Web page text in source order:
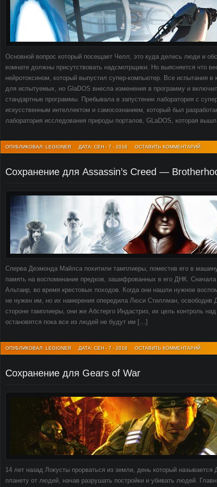
Основной вопрос который посещает Челл, это куда делись люди и
комнате должны присутствовать надсмотрщики. Но выясняется что
нейротоксином, который выпустил супер-компьютер. Все испытания
для испытуемых, но GlaDOS внесла изменения в программу и
стандартные программы. Пребывала в запустении лаборатория с
искусственным интеллектом и самосознанием, который был
лаборатория исследования природы порталов, GLaDOS, которая
ОПУБЛИКОВАЛ: LEGIONER ДАТА: СЕН - 7 - 2016 ОСТАВИТЬ КОММЕНТАРИЙ
Сохранение для Assassin’s Creed —
Сперва Дезмонда Майлса похитили тамплиеры, поместив его в
память на воспоминание предков, зашифрованных в его ДНК.
Альтаир, во время крестовых походов. Когда они нашли нужное
не нужен им, но их намерения опередила Люси Стиллман, освободив
стороне тамплиеры, они же Абстерго Индастриз, их цель контроль
остановятся пока все из людей не будут им […]
ОПУБЛИКОВАЛ: LEGIONER ДАТА: СЕН - 7 - 2016 ОСТАВИТЬ КОММЕНТАРИЙ
Сохранение для Gears of War
14 лет назад Локусты прорваться из земли, день который
планету от людей, начав разрушать постройки и убивать людей.